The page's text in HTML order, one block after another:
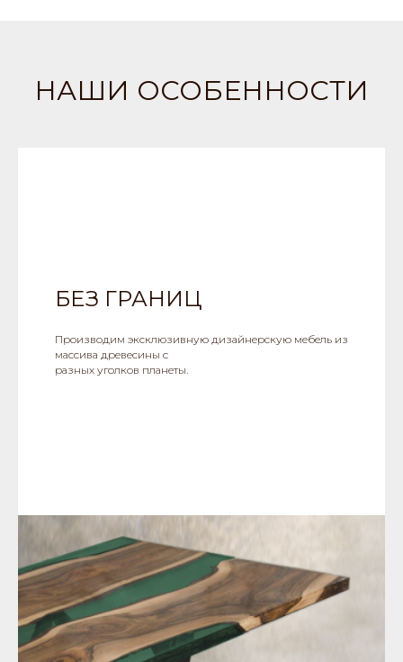
НАШИ ОСОБЕННОСТИ
БЕЗ ГРАНИЦ
Производим эксклюзивную дизайнерскую мебель из
массива древесины с
разных уголков планеты.